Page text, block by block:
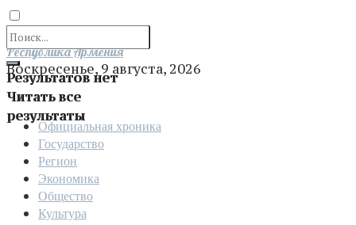
Результатов нет
Читать все
результаты
Отправить
Республика Армения
Воскресенье, 9 августа, 2026
Официальная хроника
Государство
Регион
Экономика
Общество
Культура